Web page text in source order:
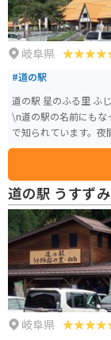
岐阜県
#道の駅
道の駅 星のふる里 ふ
\n道の駅の名前にもな
で知られています。夜
くりと眺めることが
です。\n\nまた、併
新鮮な野菜や果物が
名で、秋になると甘い
った加工品や、地域の
れています。\n\nバイ
おり、安心してバイク
ワインディングロード
ど、ツーリングにおす
里 ふじはしを拠点に
いかがでしょうか。
道の駅 うすず
岐阜県